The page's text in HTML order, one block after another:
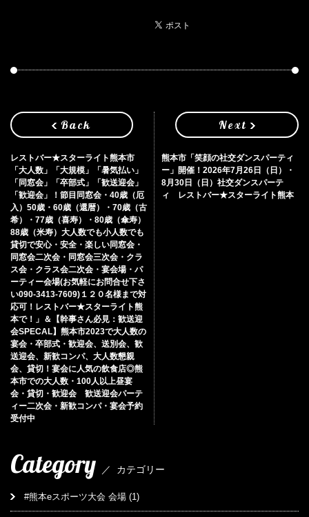
Back
レストバー★スターライト熊本市
「大人数」「大規模」「暑気払い」
「同窓会」「卒部式」「歓送迎会」
「歓迎会」！節目同窓会・40歳（厄
入）50歳・60歳（還暦）・70歳（古
希）・77歳（喜寿）・80歳（傘寿）
88歳（米寿）大人数でも小人数でも
貸切で安心・安全・楽しい同窓会・
同窓会二次会・同窓会三次会・クラ
ス会・クラス会二次会・宴会場・パ
ーティー会場(お気軽にお問合せ下さ
い090-3413-7609)１２０名様まで対
応可！レストバー★スターライト熊
本で！」＆【幹事さん必見：歓送迎
会SPECAL】熊本市2023で大人数の
宴会・卒部式・歓迎会、送別会、歓
送迎会、新歓コンパ、大人数懇親
会、貸切！宴会に人気の飲食店◎熊
本市での大人数・100人以上昼宴
会・貸切・歓迎会 歓送迎会パーテ
ィー二次会・新歓コンパ・宴会予約
受付中
Next
熊本市「笑顔の社交ダンスパーティ
ー」開催！2026年7月26日（日）・
8月30日（日）社交ダンスパーテ
ィ レストバー★スターライト熊本
Category ／ カテゴリー
#熊本eスポーツ大会 会場 (1)